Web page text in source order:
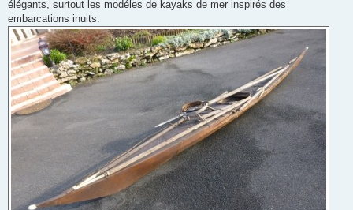
élégants, surtout les modéles de kayaks de mer inspirés des
embarcations inuits.